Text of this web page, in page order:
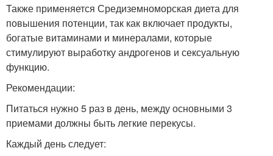
Также применяется Средиземноморская диета для
повышения потенции, так как включает продукты,
богатые витаминами и минералами, которые
стимулируют выработку андрогенов и сексуальную
функцию.
Рекомендации:
Питаться нужно 5 раз в день, между основными 3
приемами должны быть легкие перекусы.
Каждый день следует: